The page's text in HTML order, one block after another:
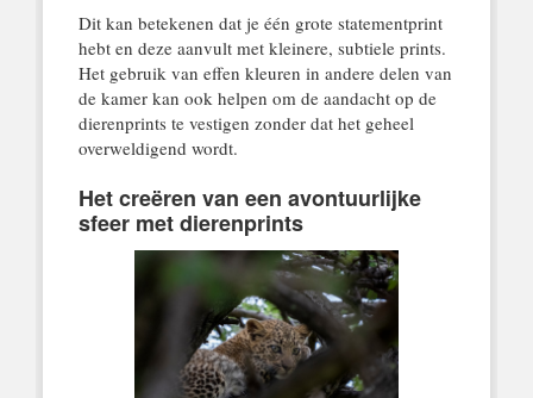
Dit kan betekenen dat je één grote statementprint
hebt en deze aanvult met kleinere, subtiele prints.
Het gebruik van effen kleuren in andere delen van
de kamer kan ook helpen om de aandacht op de
dierenprints te vestigen zonder dat het geheel
overweldigend wordt.
Het creëren van een avontuurlijke
sfeer met dierenprints